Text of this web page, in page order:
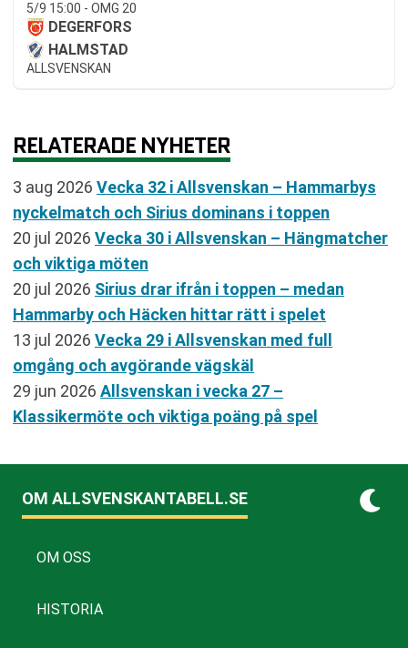
5/9 15:00 - OMG 20
DEGERFORS
HALMSTAD
ALLSVENSKAN
RELATERADE NYHETER
3 aug 2026 Vecka 32 i Allsvenskan – Hammarbys
nyckelmatch och Sirius dominans i toppen
20 jul 2026 Vecka 30 i Allsvenskan – Hängmatcher
och viktiga möten
20 jul 2026 Sirius drar ifrån i toppen – medan
Hammarby och Häcken hittar rätt i spelet
13 jul 2026 Vecka 29 i Allsvenskan med full
omgång och avgörande vägskäl
29 jun 2026 Allsvenskan i vecka 27 –
Klassikermöte och viktiga poäng på spel
OM ALLSVENSKANTABELL.SE
OM OSS
HISTORIA